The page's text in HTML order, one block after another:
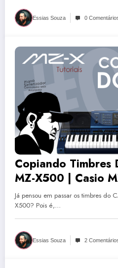
Essias Souza 0
Copiando Timbres
MZ-X500 |
Já pensou em passar os timbres do
X500? Pois é,…
Essias Souza 2